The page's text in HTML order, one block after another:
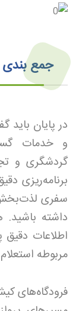
جمع بندی
در پایان باید
و خدمات
گردشگری و
برنامه‌ریزی
سفری
داشته باشید.
اطلاعات دقیق
مربوطه
فرودگاه‌های